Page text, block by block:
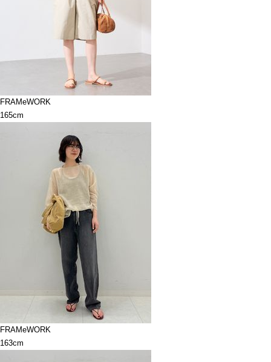
FRAMeWORK
165cm
FRAMeWORK
163cm